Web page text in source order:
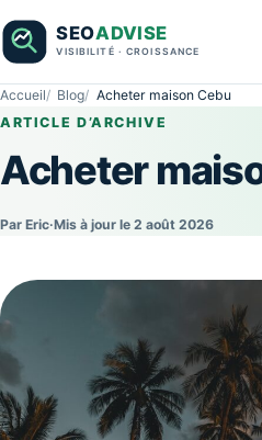
Accueil Blog
Acheter maison Cebu
ARTICLE D’ARCHIVE
Acheter
Par Eric·Mis à jour le 2 août 2026